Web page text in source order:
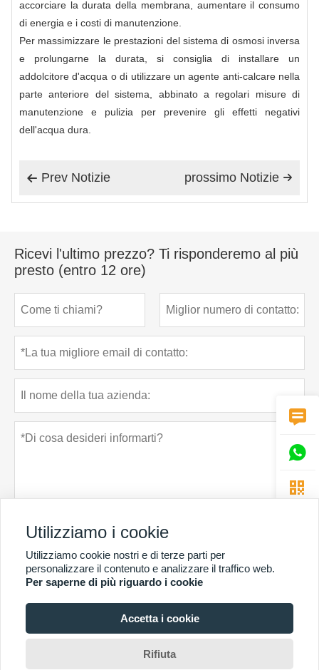
accorciare la durata della membrana, aumentare il consumo
di energia e i costi di manutenzione.
Per massimizzare le prestazioni del sistema di osmosi inversa
e prolungarne la durata, si consiglia di installare un
addolcitore d'acqua o di utilizzare un agente anti-calcare nella
parte anteriore del sistema, abbinato a regolari misure di
manutenzione e pulizia per prevenire gli effetti negativi
dell'acqua dura.
 Prev Notizie 
prossimo Notizie
Ricevi l'ultimo prezzo? Ti risponderemo al più
presto (entro 12 ore)
presentare Politica sulla riservatezza
Copyright di © Guangzhou Chunke Environmental Technology Co. Ltd. E-mail:



Utilizziamo i cookie
Utilizziamo cookie nostri e di terze parti per
personalizzare il contenuto e analizzare il traffico web.
Per saperne di più riguardo i cookie
Accetta i cookie
Rifiuta